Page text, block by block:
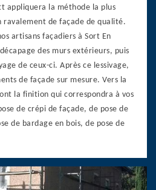
appliquera la méthode la plus
ravalement de façade de qualité.
artisans façadiers à Sort En
des murs extérieurs, puis
de ceux-ci. Après ce lessivage,
de façade sur mesure. Vers la
la finition qui correspondra à vos
de crépi de façade, de pose de
de bardage en bois, de pose de